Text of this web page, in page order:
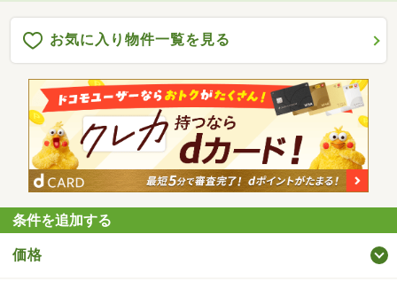
お気に入り物件一覧を見る
条件を追加する
価格